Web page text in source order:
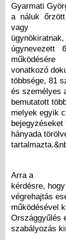
Gyarmati
a náluk
vagy
úgynevezett
működésére
vonatkozó
többsége, 81
és személyes
bemutatott
melyek egyik
hányada
Arra a
kérdésre,
végrehajtás
működésével
Országgyűlés
szabályozás